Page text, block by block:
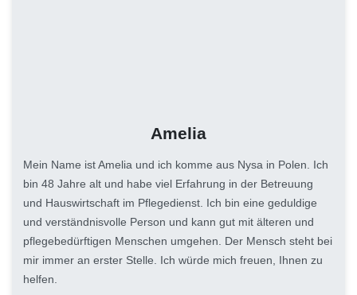
Amelia
Mein Name ist Amelia und ich komme aus Nysa in Polen. Ich
bin 48 Jahre alt und habe viel Erfahrung in der Betreuung
und Hauswirtschaft im Pflegedienst. Ich bin eine geduldige
und verständnisvolle Person und kann gut mit älteren und
pflegebedürftigen Menschen umgehen. Der Mensch steht bei
mir immer an erster Stelle. Ich würde mich freuen, Ihnen zu
helfen.